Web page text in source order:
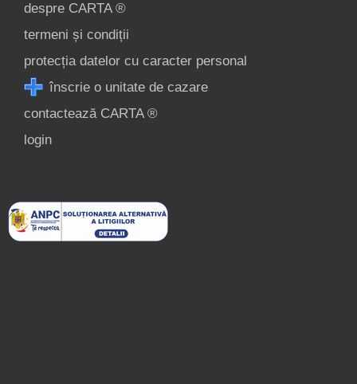
Poiana Brașov? »
despre CARTA ®
termeni și condiții
protecția datelor cu caracter personal
înscrie o unitate de cazare
contactează CARTA ®
login